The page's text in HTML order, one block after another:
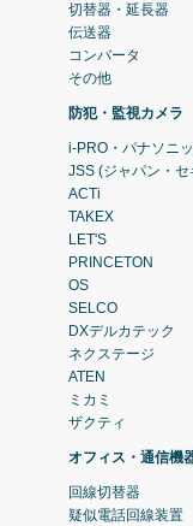
切替器・延長器
伝送器
コンバータ
その他
防犯・監視カメラ
i-PRO・パナソニ
JSS (ジャパン・セ
ACTi
TAKEX
LET'S
PRINCETON
OS
SELCO
DXデルカテック
ネクステージ
ATEN
ミカミ
ザクティ
オフィス・通信機
回線切替器
疑似電話回線装置